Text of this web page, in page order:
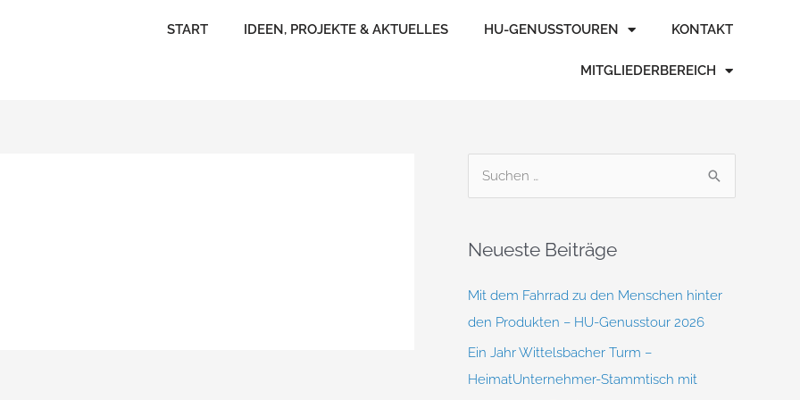
START IDEEN, PROJEKTE & AKTUELLES HU-GENUSSTOUREN KONTAKT
MITGLIEDERBEREICH
h
e
n
Neueste Beiträge
Mit dem Fahrrad zu den Menschen hinter
den Produkten – HU-Genusstour 2026
Ein Jahr Wittelsbacher Turm –
HeimatUnternehmer-Stammtisch mit